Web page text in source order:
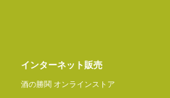
インターネット販売
酒の勝鬨 オンラインストア